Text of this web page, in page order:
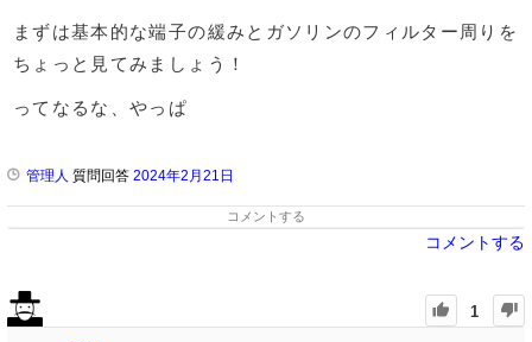
まずは基本的な端子の緩みとガソリンのフィルター周りを
ちょっと見てみましょう！
ってなるな、やっぱ
管理人 質問回答 2024年2月21日
コメントする
コメントする
1